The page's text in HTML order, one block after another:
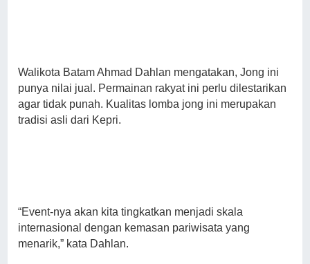
Walikota Batam Ahmad Dahlan mengatakan, Jong ini
punya nilai jual. Permainan rakyat ini perlu dilestarikan
agar tidak punah. Kualitas lomba jong ini merupakan
tradisi asli dari Kepri.
“Event-nya akan kita tingkatkan menjadi skala
internasional dengan kemasan pariwisata yang
menarik,” kata Dahlan.